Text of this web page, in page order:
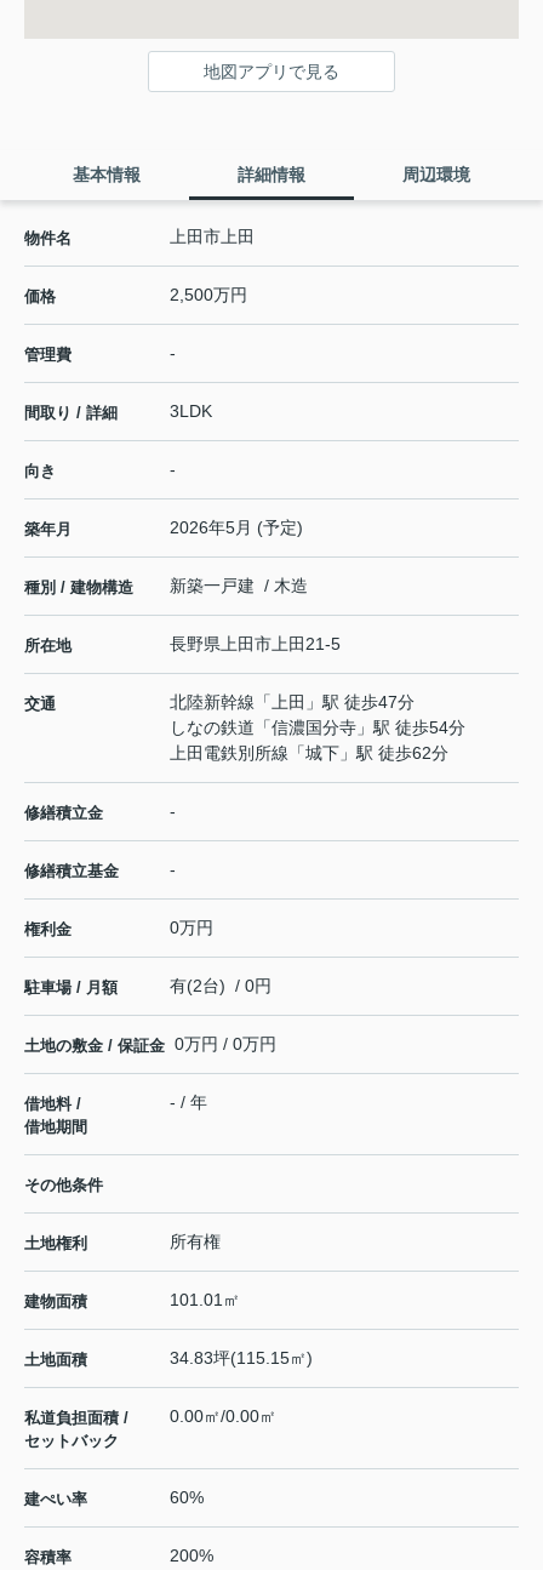
地図アプリで見る
基本情報 詳細情報 周辺環境
物件名 上田市上田
価格 2,500万円
管理費 -
間取り / 詳細 3LDK
向き -
築年月 2026年5月 (予定)
種別 / 建物構造 新築一戸建 / 木造
所在地 長野県 上田市 上田 21-5
交通 北陸新幹線 「 上田 」駅 徒歩47分
しなの鉄道 「信濃国分寺 」駅 徒歩54分
上田電鉄別所線 「城下 」駅 徒歩62分
修繕積立金 -
修繕積立基金 -
権利金 0万円
駐車場 / 月額 有(2台) / 0円
土地の敷金 / 保証金 0万円 / 0万円
借地料 /
借地期間
- / 年
その他条件
土地権利 所有権
建物面積 101.01㎡
土地面積 34.83坪(115.15㎡)
私道負担面積 /
セットバック
0.00㎡/0.00㎡
建ぺい率 60%
容積率 200%